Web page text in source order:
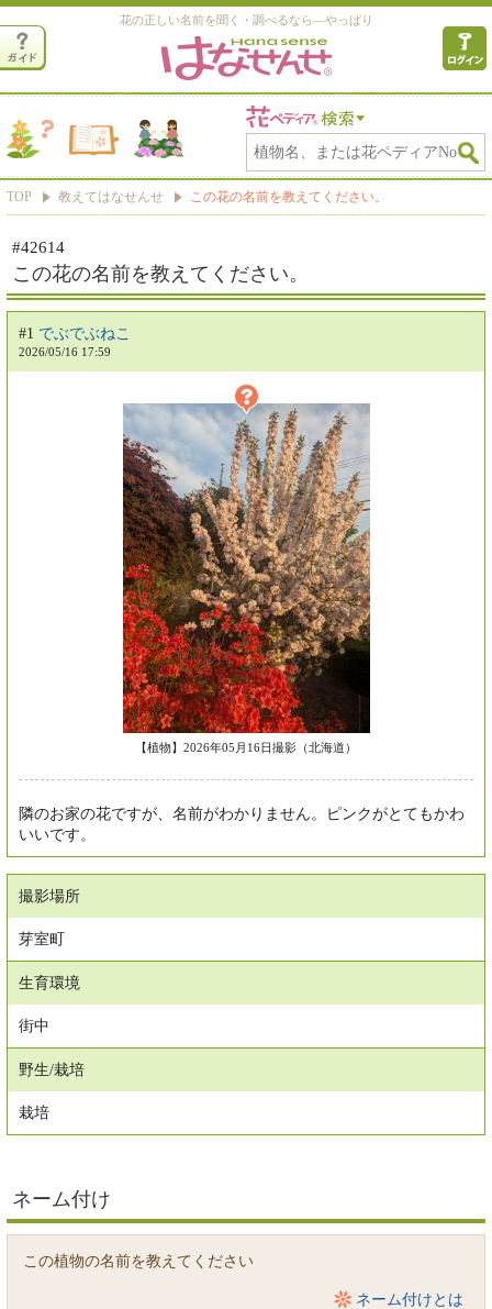
花の正しい名前を聞く・調べるなら―やっぱり
TOP 教えてはなせんせ この花の名前を教えてください。
#42614
この花の名前を教えてください。
#1 でぶでぶねこ
2026/05/16 17:59
【植物】2026年05月16日撮影（北海道）
隣のお家の花ですが、名前がわかりません。ピンクがとてもかわ
いいです。
撮影場所
芽室町
生育環境
街中
野生/栽培
栽培
ネーム付け
この植物の名前を教えてください
ネーム付けとは